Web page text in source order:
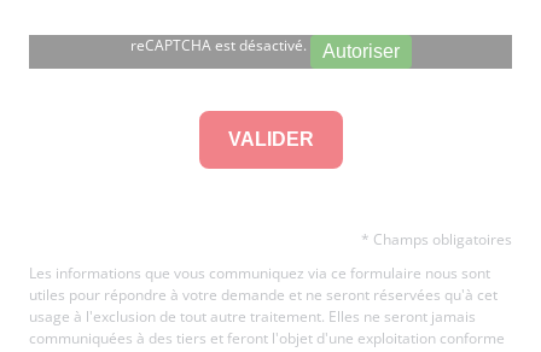
reCAPTCHA est désactivé. Autoriser
* Champs obligatoires
Les informations que vous communiquez via ce formulaire nous sont
utiles pour répondre à votre demande et ne seront réservées qu'à cet
usage à l'exclusion de tout autre traitement. Elles ne seront jamais
communiquées à des tiers et feront l'objet d'une exploitation conforme